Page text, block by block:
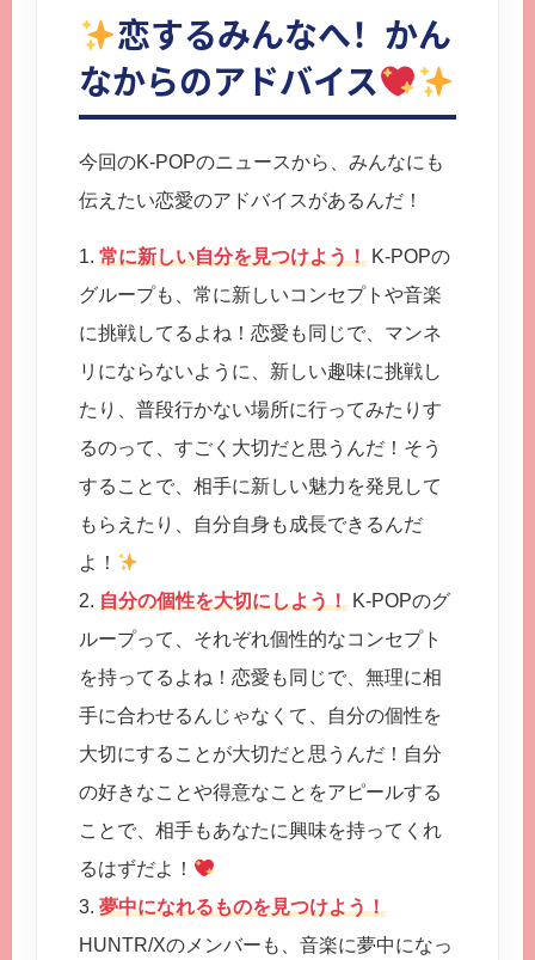
恋するみんなへ！かん
なからのアドバイス
今回のK-POPのニュースから、みんなにも
伝えたい恋愛のアドバイスがあるんだ！
1. 常に新しい自分を見つけよう！ K-POPの
グループも、常に新しいコンセプトや音楽
に挑戦してるよね！恋愛も同じで、マンネ
リにならないように、新しい趣味に挑戦し
たり、普段行かない場所に行ってみたりす
るのって、すごく大切だと思うんだ！そう
することで、相手に新しい魅力を発見して
もらえたり、自分自身も成長できるんだ
よ！
2. 自分の個性を大切にしよう！ K-POPのグ
ループって、それぞれ個性的なコンセプト
を持ってるよね！恋愛も同じで、無理に相
手に合わせるんじゃなくて、自分の個性を
大切にすることが大切だと思うんだ！自分
の好きなことや得意なことをアピールする
ことで、相手もあなたに興味を持ってくれ
るはずだよ！
3. 夢中になれるものを見つけよう！
HUNTR/Xのメンバーも、音楽に夢中になっ